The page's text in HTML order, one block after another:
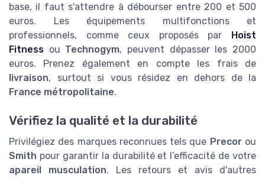
base, il faut s'attendre à débourser entre 200 et 500
euros. Les équipements multifonctions et
professionnels, comme ceux proposés par Hoist
Fitness ou Technogym, peuvent dépasser les 2000
euros. Prenez également en compte les frais de
livraison, surtout si vous résidez en dehors de la
France métropolitaine.
Vérifiez la qualité et la durabilité
Privilégiez des marques reconnues tels que Precorou
Smith pour garantir la durabilité et l’efficacité de votre
apareil musculation. Les retours et avis d'autres